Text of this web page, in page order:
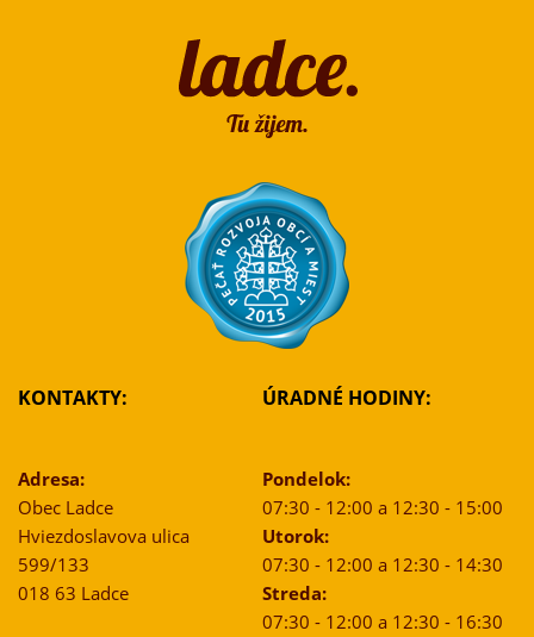
KONTAKTY:
Adresa:
Obec Ladce
Hviezdoslavova ulica
599/133
018 63 Ladce
ÚRADNÉ HODINY:
Pondelok:
07:30 - 12:00 a 12:30 - 15:00
Utorok:
07:30 - 12:00 a 12:30 - 14:30
Streda:
07:30 - 12:00 a 12:30 - 16:30